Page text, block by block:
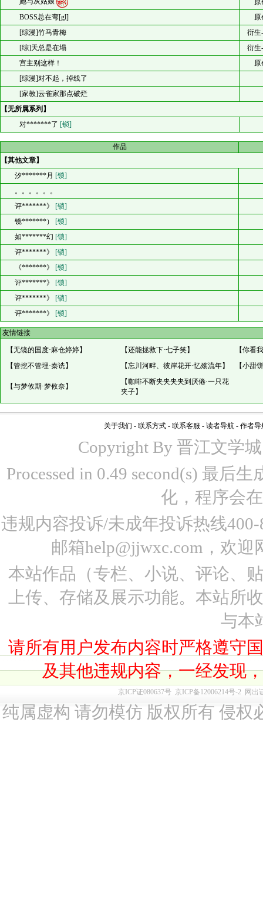
原
BOSS总在弯[gl]
原
[综漫]竹马青梅
衍生
[综]天总是在塌
衍生
宫主别这样！
原
[综漫]对不起，掉线了
[家教]云雀家那点破烂
【无所属系列】
对*******了 [锁]
作品
【其他文章】
汐*******月 [锁]
。。。。。。
评*******》 [锁]
镜*******） [锁]
如*******幻 [锁]
评*******》 [锁]
《*******》 [锁]
评*******》 [锁]
评*******》 [锁]
评*******》 [锁]
友情链接
【无镜的国度·麻仓婷婷】 【还能拯救下·七子笑】 【你看
【管挖不管埋·秦诜】 【忘川河畔、彼岸花开·忆殇流年】 【小甜
【与梦攸期·梦攸奈】
【咖啡不断夹夹夹夹到厌倦·一只花
夹子】
关于我们 - 联系方式 - 联系客服 - 读者导航 - 作者导
Copyright By 晋江文学
Processed in 0.49 second(s) 最后
化，程序会
违规内容投诉/未成年投诉热线
邮箱help@jjwxc.com，欢
本站作品（专栏、小说、评论、
上传、存储及展示功能。本站所
与本
请所有用户发布内容时严格遵守
及其他违规内容，一经发现
京ICP证080637号 京ICP备12006214号-2 网出
纯属虚构 请勿模仿 版权所有 侵权